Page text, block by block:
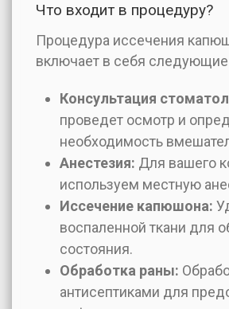
Что входит в процедуру?
Процедура иссечения
включает в себя
Консультация
проведет осмотр и
необходимость
Анестезия: Для вашего
используем местную
Иссечение капюшона:
воспаленной ткани для
состояния.
Обработка раны:
антисептиками для